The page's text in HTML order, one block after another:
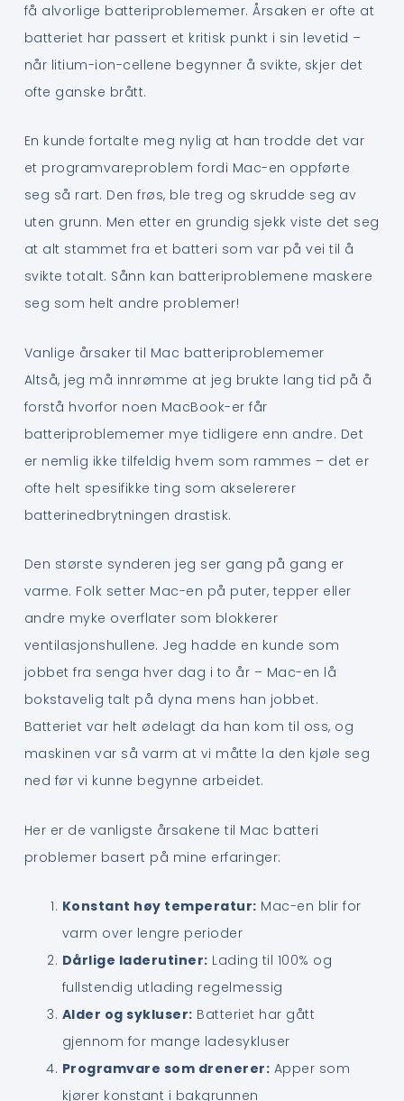
få alvorlige batteriproblememer. Årsaken er ofte at
batteriet har passert et kritisk punkt i sin levetid –
når litium-ion-cellene begynner å svikte, skjer det
ofte ganske brått.
En kunde fortalte meg nylig at han trodde det var
et programvareproblem fordi Mac-en oppførte
seg så rart. Den frøs, ble treg og skrudde seg av
uten grunn. Men etter en grundig sjekk viste det seg
at alt stammet fra et batteri som var på vei til å
svikte totalt. Sånn kan batteriproblemene maskere
seg som helt andre problemer!
Vanlige årsaker til Mac batteriproblememer
Altså, jeg må innrømme at jeg brukte lang tid på å
forstå hvorfor noen MacBook-er får
batteriproblememer mye tidligere enn andre. Det
er nemlig ikke tilfeldig hvem som rammes – det er
ofte helt spesifikke ting som akselererer
batterinedbrytningen drastisk.
Den største synderen jeg ser gang på gang er
varme. Folk setter Mac-en på puter, tepper eller
andre myke overflater som blokkerer
ventilasjonshullene. Jeg hadde en kunde som
jobbet fra senga hver dag i to år – Mac-en lå
bokstavelig talt på dyna mens han jobbet.
Batteriet var helt ødelagt da han kom til oss, og
maskinen var så varm at vi måtte la den kjøle seg
ned før vi kunne begynne arbeidet.
Her er de vanligste årsakene til Mac batteri
problemer basert på mine erfaringer:
Konstant høy temperatur: Mac-en blir for
varm over lengre perioder
Dårlige laderutiner: Lading til 100% og
fullstendig utlading regelmessig
Alder og sykluser: Batteriet har gått
gjennom for mange ladesykluser
Programvare som drenerer: Apper som
kjører konstant i bakgrunnen